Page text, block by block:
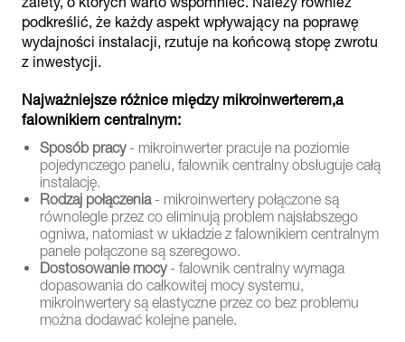
podkreślić, że każdy aspekt wpływający na poprawę
wydajności instalacji, rzutuje na końcową stopę zwrotu
z inwestycji.
Najważniejsze różnice między mikroinwerterem,a
falownikiem centralnym:
Sposób pracy- mikroinwerter pracuje na poziomie
pojedynczego panelu, falownik centralny obsługuje całą
instalację.
Rodzaj połączenia- mikroinwertery połączone są
równolegle przez co eliminują problem najsłabszego
ogniwa, natomiast w układzie z falownikiem centralnym
panele połączone są szeregowo.
Dostosowanie mocy- falownik centralny wymaga
dopasowania do całkowitej mocy systemu,
mikroinwertery są elastyczne przez co bez problemu
można dodawać kolejne panele.